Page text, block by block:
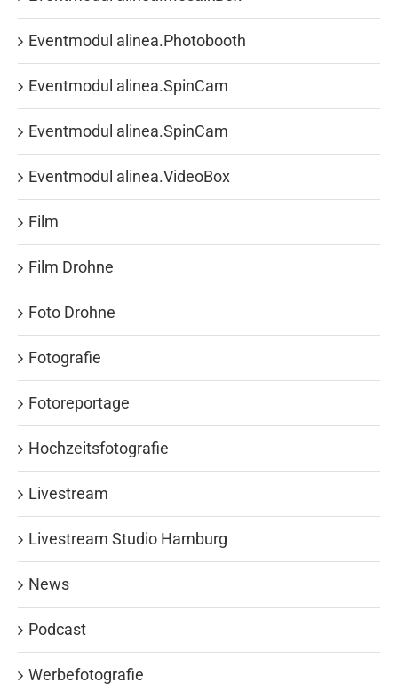
Eventmodul alinea.Photobooth
Eventmodul alinea.SpinCam
Eventmodul alinea.SpinCam
Eventmodul alinea.VideoBox
Film
Film Drohne
Foto Drohne
Fotografie
Fotoreportage
Hochzeitsfotografie
Livestream
Livestream Studio Hamburg
News
Podcast
Werbefotografie